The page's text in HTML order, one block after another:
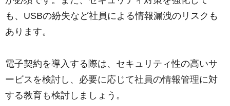
も、USBの紛失など社員による情報漏洩のリスクも
あります。
電子契約を導入する際は、セキュリティ性の高いサ
ービスを検討し、必要に応じて社員の情報管理に対
する教育も検討しましょう。